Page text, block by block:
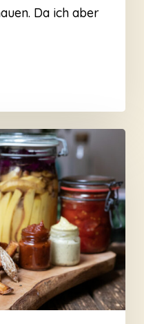
Da ich aber